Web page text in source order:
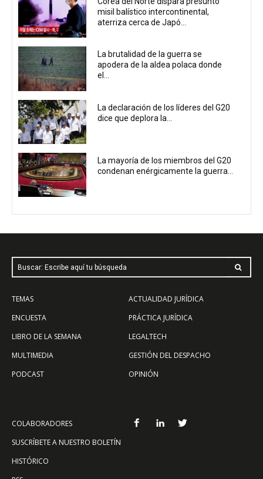
misil balístico intercontinental,
aterriza cerca de Japó...
La brutalidad de la guerra se
apodera de la aldea polaca donde
el...
La declaración de los líderes del G20
dice que deplora la...
La mayoría de los miembros del G20
condenan enérgicamente la guerra...
Buscar: Escribe aquí tu búsqueda
TEMAS
ENCUESTA
LIBRO DE LA SEMANA
MULTIMEDIA
PODCAST
ACTUALIDAD JURÍDICA
PRÁCTICA JURÍDICA
LEGALTECH
GESTIÓN DEL DESPACHO
OPINIÓN
COLABORADORES
SUSCRÍBETE A NUESTRO BOLETÍN
HISTÓRICO